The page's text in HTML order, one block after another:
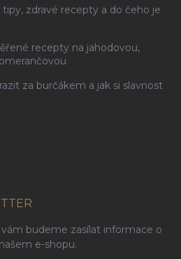
tipy, zdravé recepty a do čeho je
recepty na jahodovou,
za burčákem a jak si slavnost
budeme zasílat informace o
e-shopu.